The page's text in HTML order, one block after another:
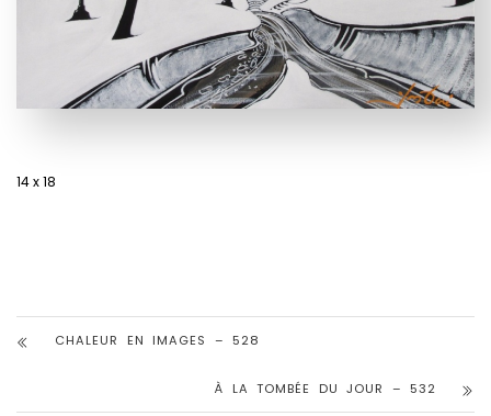
14 x 18
CHALEUR EN IMAGES – 528
À LA TOMBÉE DU JOUR – 532